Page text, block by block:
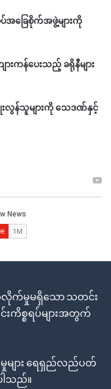
ပ်အခြေစိုက်အဖွဲ့များကို
ားကန်ပေးသည့် ခရိုနီများ
းလွန်သူများကို သေဒဏ်နှင့်
လိုက်မှုမရှိသော သတင်း
းကိစ္စရပ်များအတွက်
များ ရေရှည်လည်ပတ်
ါသည်။